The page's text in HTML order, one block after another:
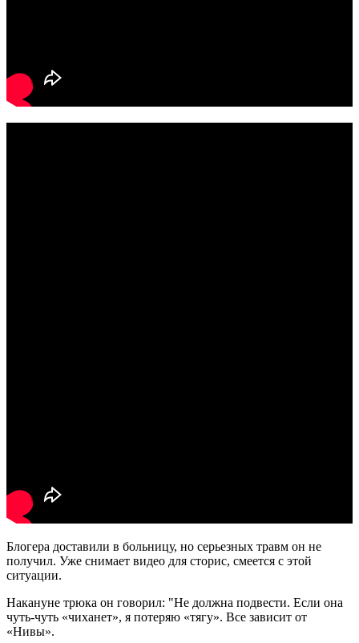
Блогера доставили в больницу, но серьезных травм он не
получил. Уже снимает видео для сторис, смеется с этой
ситуации.
Накануне трюка он говорил: "Не должна подвести. Если она
чуть-чуть «чиханет», я потеряю «тягу». Все зависит от
«Нивы».